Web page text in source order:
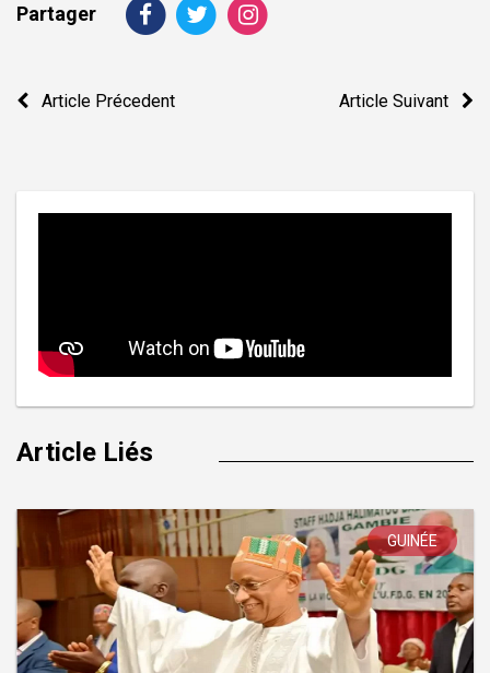
Partager
Navigation
Article Précedent Article Suivant
Article Liés
GUINÉE